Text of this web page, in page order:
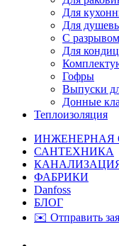
Для
Для
С
Для
Гофры
Выпуски
Донные
Теплоизоляция
ИНЖЕНЕРНАЯ
САНТЕХНИКА
ФАБРИКИ
Danfoss
БЛОГ
✉️ Отправить